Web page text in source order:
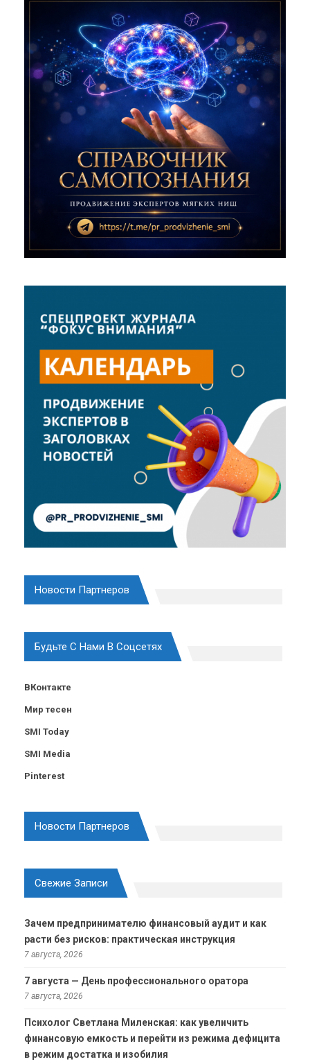
Новости Партнеров
Будьте С Нами В Соцсетях
ВКонтакте
Мир тесен
SMI Today
SMI Media
Pinterest
Новости Партнеров
Свежие Записи
Зачем предпринимателю финансовый аудит и как
расти без рисков: практическая инструкция
7 августа, 2026
7 августа — День профессионального оратора
7 августа, 2026
Психолог Светлана Миленская: как увеличить
финансовую емкость и перейти из режима дефицита
в режим достатка и изобилия